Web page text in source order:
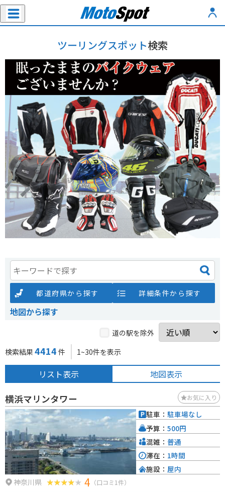
ツーリングスポット検索
都道府県から探す 詳細条件から探す
地図から探す
道の駅を除外
検索結果 4414 件 1~30件を表示
リスト表示 地図表示
横浜マリンタワー お気に入り
神奈川県 4 （口コミ1件）
駐車： 駐車場なし
予算： 500円
混雑： 普通
滞在： 1時間
施設： 屋内